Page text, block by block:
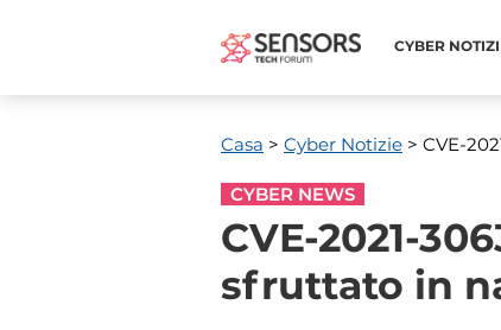
CYBER
Casa > Cyber ​​Notizie > CVE-
CYBER NEWS
CVE-2021-
sfruttato in